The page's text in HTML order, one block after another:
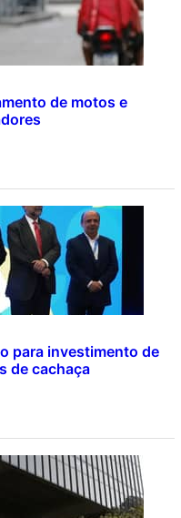
de motos e
para investimento de
de cachaça